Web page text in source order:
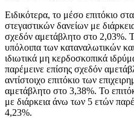
Ειδικότερα, το μέσο επιτόκιο
στεγαστικών δανείων με
σχεδόν αμετάβλητο στο 2,03%.
υπόλοιπα των καταναλωτικών
ιδιωτικά μη κερδοσκοπικά
παρέμεινε επίσης σχεδόν
αντίστοιχο επιτόκιο των
αμετάβλητο στο 3,38%. Το
με διάρκεια άνω των 5 ετών
4,23%.